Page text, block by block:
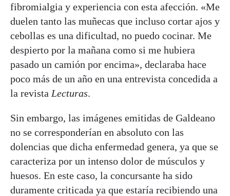
fibromialgia y experiencia con esta afección. «Me
duelen tanto las muñecas que incluso cortar ajos y
cebollas es una dificultad, no puedo cocinar. Me
despierto por la mañana como si me hubiera
pasado un camión por encima», declaraba hace
poco más de un año en una entrevista concedida a
la revista Lecturas.
Sin embargo, las imágenes emitidas de Galdeano
no se corresponderían en absoluto con las
dolencias que dicha enfermedad genera, ya que se
caracteriza por un intenso dolor de músculos y
huesos. En este caso, la concursante ha sido
duramente criticada ya que estaría recibiendo una